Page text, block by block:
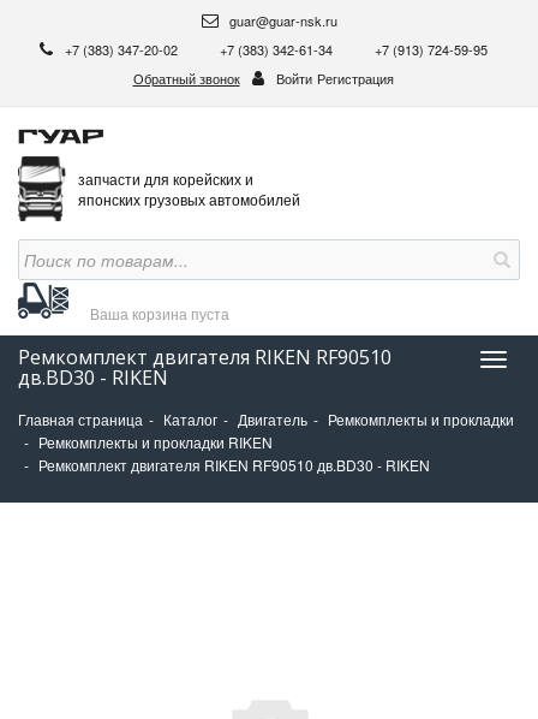
guar@guar-nsk.ru
+7 (383) 347-20-02
+7 (383) 342-61-34
+7 (913) 724-59-95
Обратный звонок
Войти Регистрация
запчасти для корейских и
японских грузовых автомобилей
Ваша корзина пуста
Ремкомплект двигателя RIKEN RF90510
дв.BD30 - RIKEN
Главная страница Каталог Двигатель
Ремкомплекты и прокладки
Ремкомплекты и прокладки RIKEN
Ремкомплект двигателя RIKEN RF90510 дв.BD30 - RIKEN